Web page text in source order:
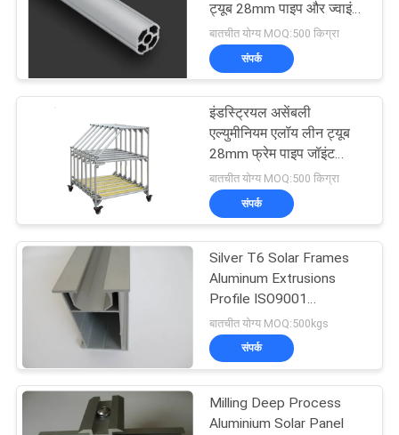
POLICY
ट्यूब 28mm पाइप और ज्वाइंट
सिस्टम
बातचीत योग्य MOQ:500 किग्रा
संपर्क
इंडस्ट्रियल असेंबली
एल्युमीनियम एलॉय लीन ट्यूब
28mm फ्रेम पाइप जॉइंट
सिस्टम को मजबूत करता है
बातचीत योग्य MOQ:500 किग्रा
संपर्क
Silver T6 Solar Frames
Aluminum Extrusions
Profile ISO9001
Certification
बातचीत योग्य MOQ:500kgs
संपर्क
Milling Deep Process
Aluminium Solar Panel